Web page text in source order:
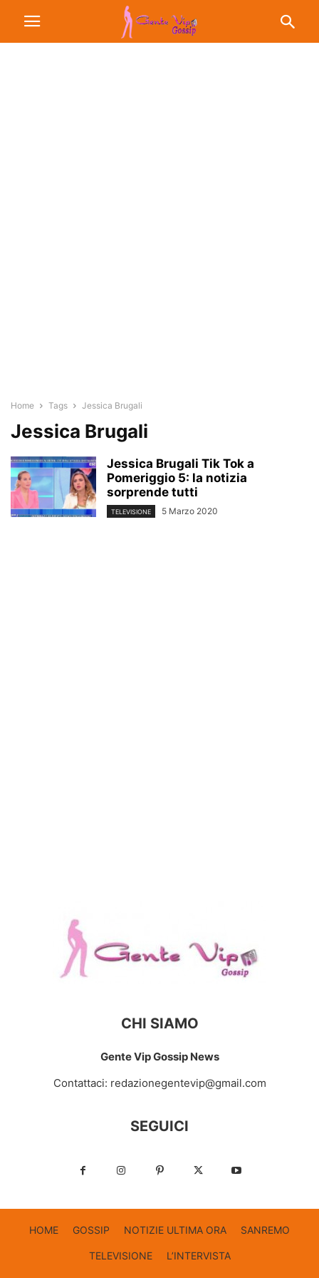
Home Tags Jessica Brugali
Jessica Brugali
Jessica Brugali Tik Tok a
Pomeriggio 5: la notizia
sorprende tutti
TELEVISIONE 5 Marzo 2020
CHI SIAMO
Gente Vip Gossip News
Contattaci: redazionegentevip@gmail.com
SEGUICI
HOME GOSSIP NOTIZIE ULTIMA ORA SANREMO
TELEVISIONE L’INTERVISTA